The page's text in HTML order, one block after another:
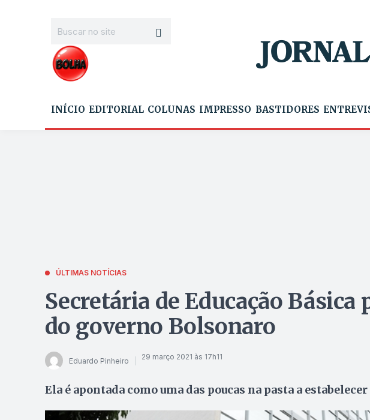
INÍCIO EDITORIAL COLUNAS IMPRESSO BASTIDORES
ÚLTIMAS NOTÍCIAS
Secretária de Educação Básica
do governo Bolsonaro
Eduardo Pinheiro 29 março 2021 às 17h11
Ela é apontada como uma das poucas na pasta a